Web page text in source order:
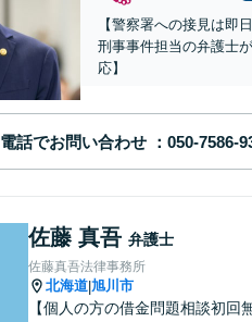
【警察署への接見は即
刑事事件担当の弁護士
応】
電話でお問い合わせ
佐藤 真吾 弁護士
佐藤真吾法律事務所
北海道|旭川市
【個人の方の借金問題相談初